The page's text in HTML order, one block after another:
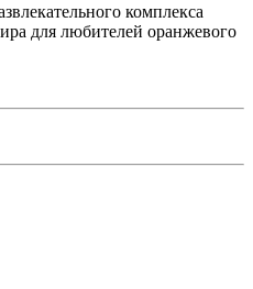
комплекса
для любителей оранжевого